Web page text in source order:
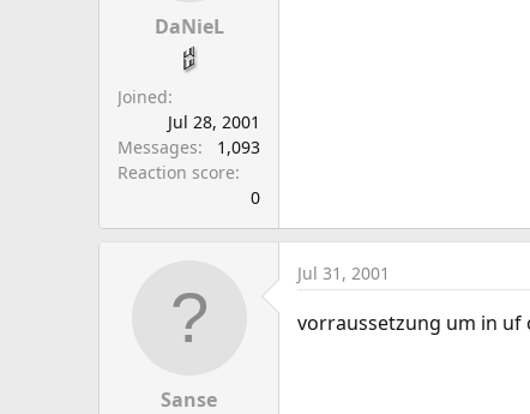
DaNieL
Joined
Jul 28, 2001
Messages
1,093
Reaction score
0
Sanse
Jul 31, 2001
vorraussetzung um in uf